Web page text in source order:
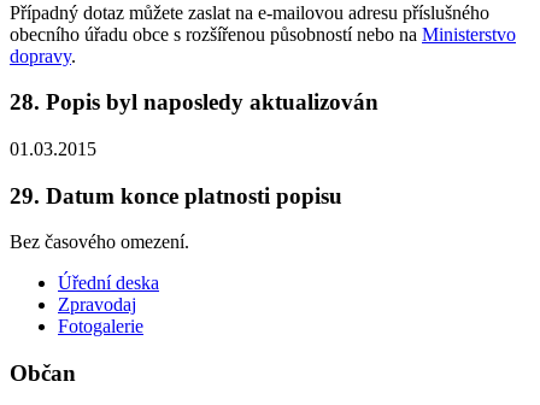
Případný dotaz můžete zaslat na e-mailovou adresu příslušného
obecního úřadu obce s rozšířenou působností nebo na Ministerstvo
dopravy.
28. Popis byl naposledy aktualizován
01.03.2015
29. Datum konce platnosti popisu
Bez časového omezení.
Úřední deska
Zpravodaj
Fotogalerie
Občan